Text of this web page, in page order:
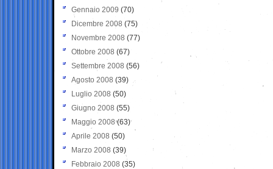
Gennaio 2009 (70)
Dicembre 2008 (75)
Novembre 2008 (77)
Ottobre 2008 (67)
Settembre 2008 (56)
Agosto 2008 (39)
Luglio 2008 (50)
Giugno 2008 (55)
Maggio 2008(63)
Aprile 2008 (50)
Marzo 2008 (39)
Febbraio 2008 (35)